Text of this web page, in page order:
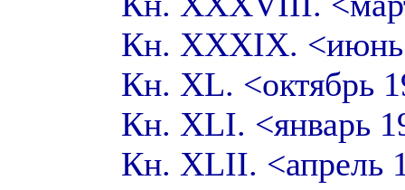
Кн. XXXIX.
Кн. XL. <октябрь
Кн. XLI. <январь
Кн. XLII. <апрель